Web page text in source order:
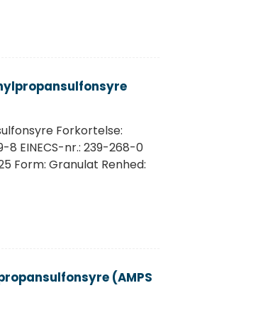
Forkortelse:
8 EINECS-nr.: 239-268-0
Form: Granulat Renhed:
(AMPS